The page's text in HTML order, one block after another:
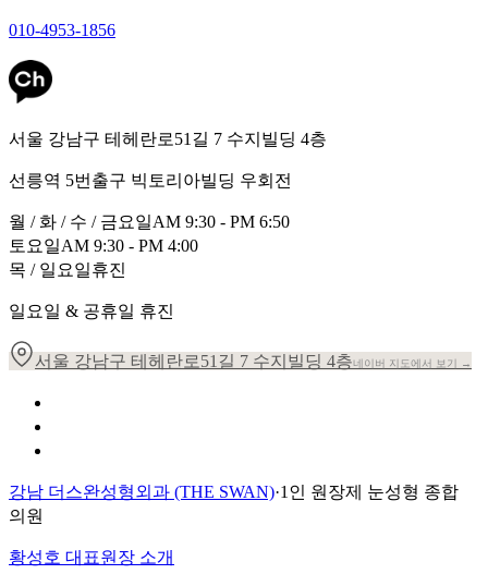
010-4953-1856
서울 강남구 테헤란로51길 7 수지빌딩 4층
선릉역 5번출구 빅토리아빌딩 우회전
월 / 화 / 수 / 금요일AM 9:30 - PM 6:50
토요일AM 9:30 - PM 4:00
목 / 일요일휴진
일요일 & 공휴일 휴진
서울 강남구 테헤란로51길 7 수지빌딩 4층네이버 지도에서 보기 →
강남 더스완성형외과 (THE SWAN)·1인 원장제 눈성형 종합
의원
황성호 대표원장 소개